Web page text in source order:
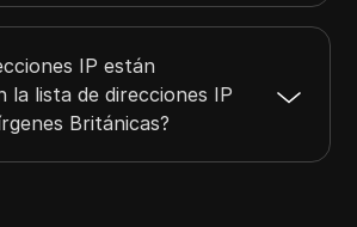
IP están
la lista de direcciones IP
Británicas?